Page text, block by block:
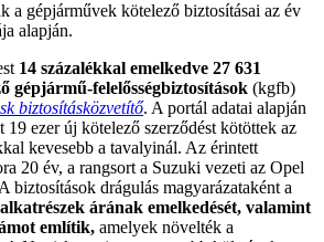
a gépjárművek kötelező biztosításai az év
alapján.
14 százalékkal emelkedve 27 631
gépjármű-felelősségbiztosítások (kgfb)
biztosításközvetítő. A portál adatai alapján
ezer új kötelező szerződést kötöttek az
kevesebb a tavalyinál. Az érintett
20 év, a rangsort a Suzuki vezeti az Opel
biztosítások drágulás magyarázataként a
árának emelkedését, valamint
említik, amelyek növelték a